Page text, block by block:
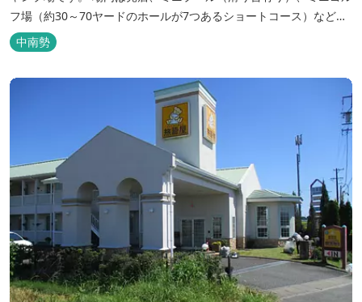
フ場（約30～70ヤードのホールが7つあるショートコース）なども
あります。 目の前の海では、海水浴など安心して楽しめます。周辺
観光地には、伊勢志摩国立公園の玄関口にあたります。
中南勢